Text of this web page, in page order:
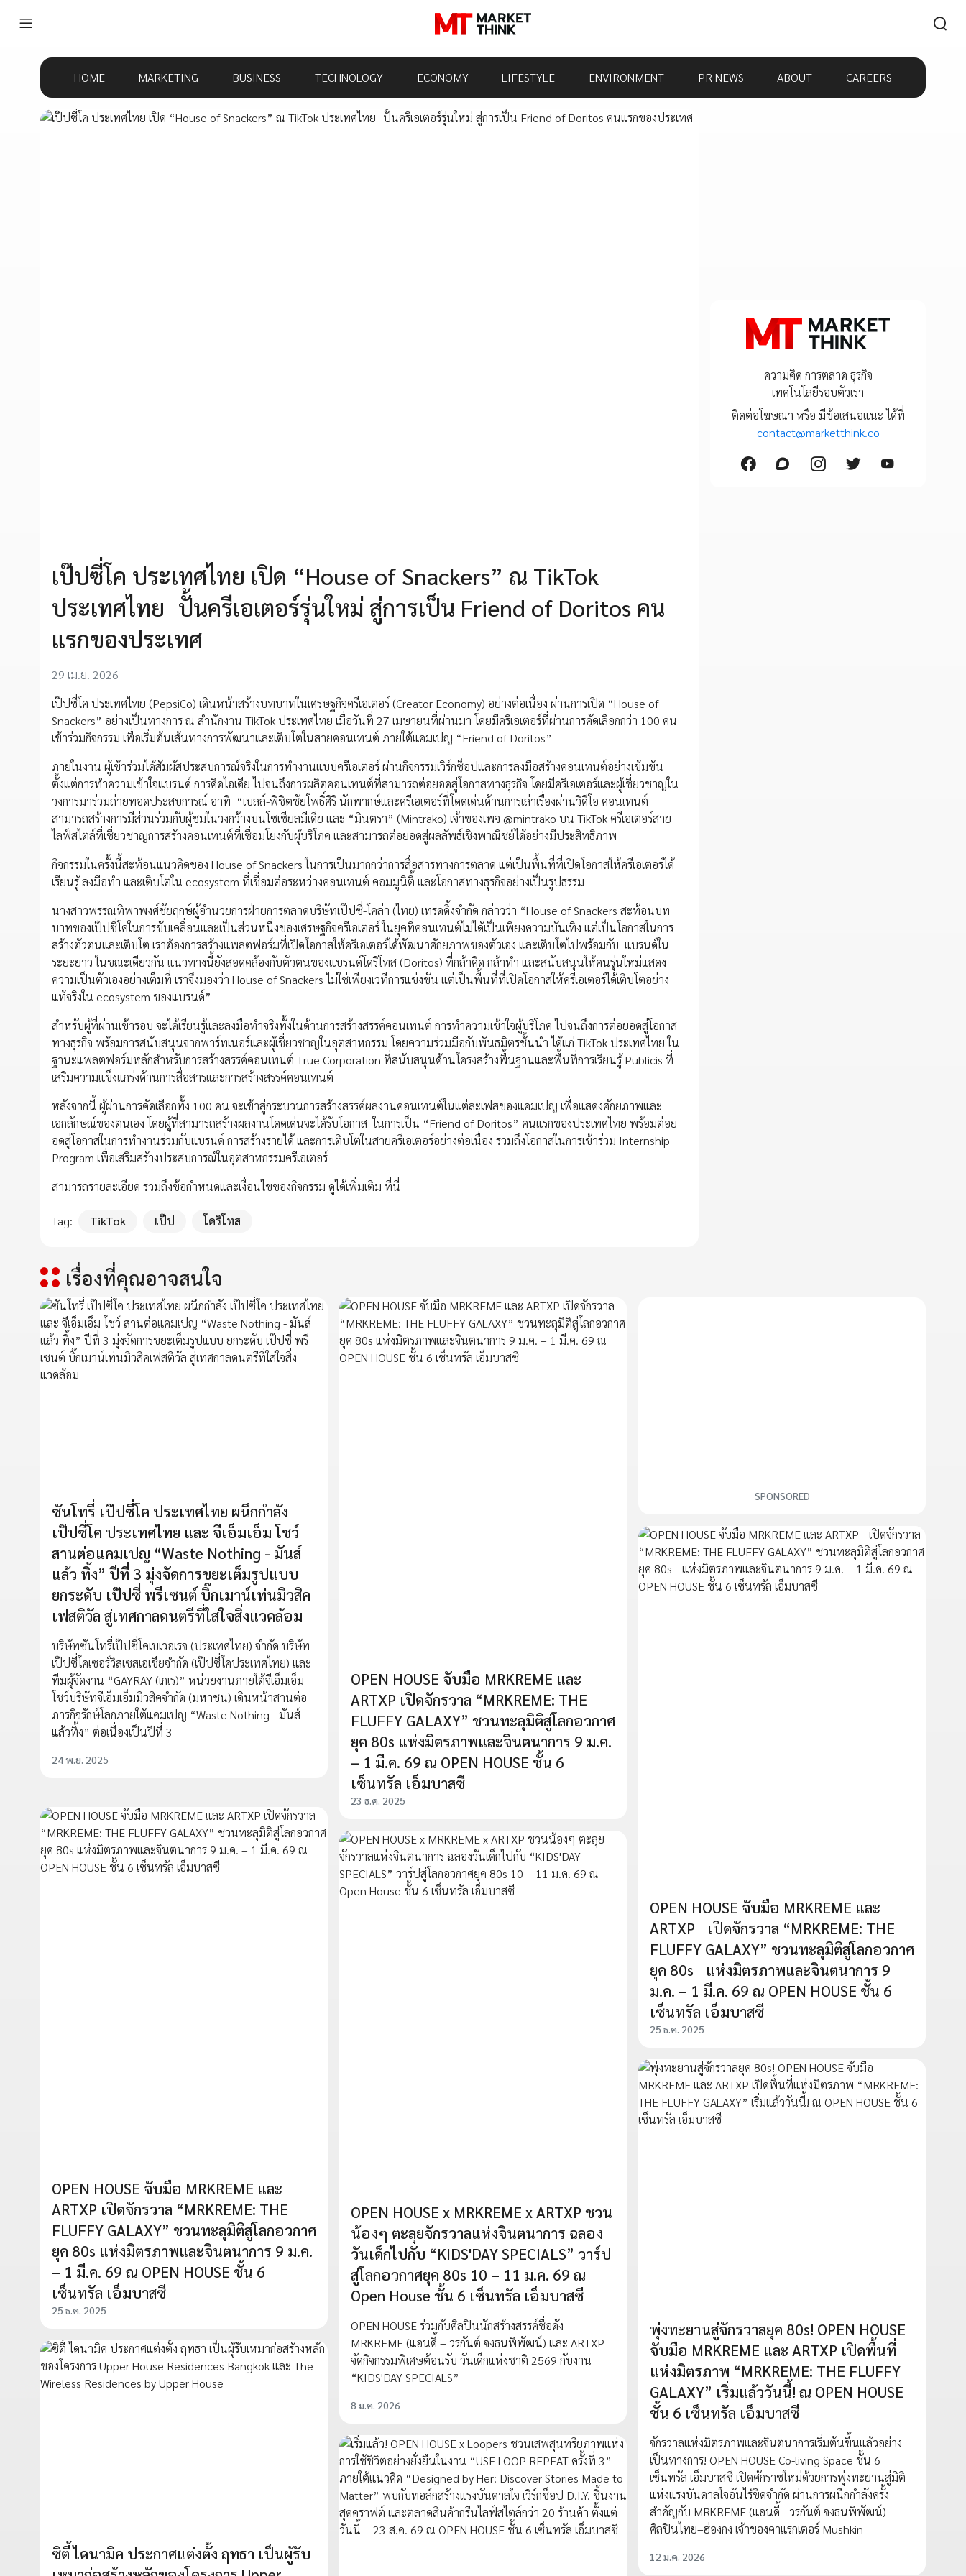
HOME MARKETING BUSINESS TECHNOLOGY ECONOMY LIFESTYLE ENVIRONMENT PR NEWS ABOUT CAREERS
เป๊ปซี่โค ประเทศไทย เปิด “House of Snackers” ณ TikTok
ประเทศไทย ปั้นครีเอเตอร์รุ่นใหม่ สู่การเป็น Friend of Doritos คน
แรกของประเทศ
29 เม.ย. 2026
เป๊ปซี่โค ประเทศไทย (PepsiCo) เดินหน้าสร้างบทบาทในเศรษฐกิจครีเอเตอร์ (Creator Economy) อย่างต่อเนื่อง ผ่านการเปิด “House of
Snackers” อย่างเป็นทางการ ณ สำนักงาน TikTok ประเทศไทย เมื่อวันที่ 27 เมษายนที่ผ่านมา โดยมีครีเอเตอร์ที่ผ่านการคัดเลือกกว่า 100 คน
เข้าร่วมกิจกรรม เพื่อเริ่มต้นเส้นทางการพัฒนาและเติบโตในสายคอนเทนต์ ภายใต้แคมเปญ “Friend of Doritos”
ภายในงาน ผู้เข้าร่วมได้สัมผัสประสบการณ์จริงในการทำงานแบบครีเอเตอร์ ผ่านกิจกรรมเวิร์กช็อปและการลงมือสร้างคอนเทนต์อย่างเข้มข้น
ตั้งแต่การทำความเข้าใจแบรนด์ การคิดไอเดีย ไปจนถึงการผลิตคอนเทนต์ที่สามารถต่อยอดสู่โอกาสทางธุรกิจ โดยมีครีเอเตอร์และผู้เชี่ยวชาญใน
วงการมาร่วมถ่ายทอดประสบการณ์ อาทิ “เบลล์-พิชิตชัยโพธิ์ศิริ นักพากษ์และครีเอเตอร์ที่โดดเด่นด้านการเล่าเรื่องผ่านวิดีโอ คอนเทนต์
สามารถสร้างการมีส่วนร่วมกับผู้ชมในวงกว้างบนโซเชียลมีเดีย และ “มินตรา” (Mintrako) เจ้าของเพจ @mintrako บน TikTok ครีเอเตอร์สาย
ไลฟ์สไตล์ที่เชี่ยวชาญการสร้างคอนเทนต์ที่เชื่อมโยงกับผู้บริโภค และสามารถต่อยอดสู่ผลลัพธ์เชิงพาณิชย์ได้อย่างมีประสิทธิภาพ
กิจกรรมในครั้งนี้สะท้อนแนวคิดของ House of Snackers ในการเป็นมากกว่าการสื่อสารทางการตลาด แต่เป็นพื้นที่ที่เปิดโอกาสให้ครีเอเตอร์ได้
เรียนรู้ ลงมือทำ และเติบโตใน ecosystem ที่เชื่อมต่อระหว่างคอนเทนต์ คอมมูนิตี้ และโอกาสทางธุรกิจอย่างเป็นรูปธรรม
นางสาวพรรณทิพาพงศ์ชัยฤกษ์ผู้อำนวยการฝ่ายการตลาดบริษัทเป๊ปซี่-โคล่า (ไทย) เทรดดิ้งจำกัด กล่าวว่า “House of Snackers สะท้อนบท
บาทของเป๊ปซี่โคในการขับเคลื่อนและเป็นส่วนหนึ่งของเศรษฐกิจครีเอเตอร์ ในยุคที่คอนเทนต์ไม่ได้เป็นเพียงความบันเทิง แต่เป็นโอกาสในการ
สร้างตัวตนและเติบโต เราต้องการสร้างแพลตฟอร์มที่เปิดโอกาสให้ครีเอเตอร์ได้พัฒนาศักยภาพของตัวเอง และเติบโตไปพร้อมกับ แบรนด์ใน
ระยะยาว ในขณะเดียวกัน แนวทางนี้ยังสอดคล้องกับตัวตนของแบรนด์โดริโทส (Doritos) ที่กล้าคิด กล้าทำ และสนับสนุนให้คนรุ่นใหม่แสดง
ความเป็นตัวเองอย่างเต็มที่ เราจึงมองว่า House of Snackers ไม่ใช่เพียงเวทีการแข่งขัน แต่เป็นพื้นที่ที่เปิดโอกาสให้ครีเอเตอร์ได้เติบโตอย่าง
แท้จริงใน ecosystem ของแบรนด์”
สำหรับผู้ที่ผ่านเข้ารอบ จะได้เรียนรู้และลงมือทำจริงทั้งในด้านการสร้างสรรค์คอนเทนต์ การทำความเข้าใจผู้บริโภค ไปจนถึงการต่อยอดสู่โอกาส
ทางธุรกิจ พร้อมการสนับสนุนจากพาร์ทเนอร์และผู้เชี่ยวชาญในอุตสาหกรรม โดยความร่วมมือกับพันธมิตรชั้นนำ ได้แก่ TikTok ประเทศไทย ใน
ฐานะแพลตฟอร์มหลักสำหรับการสร้างสรรค์คอนเทนต์ True Corporation ที่สนับสนุนด้านโครงสร้างพื้นฐานและพื้นที่การเรียนรู้ Publicis ที่
เสริมความแข็งแกร่งด้านการสื่อสารและการสร้างสรรค์คอนเทนต์
หลังจากนี้ ผู้ผ่านการคัดเลือกทั้ง 100 คน จะเข้าสู่กระบวนการสร้างสรรค์ผลงานคอนเทนต์ในแต่ละเฟสของแคมเปญ เพื่อแสดงศักยภาพและ
เอกลักษณ์ของตนเอง โดยผู้ที่สามารถสร้างผลงานโดดเด่นจะได้รับโอกาส ในการเป็น “Friend of Doritos” คนแรกของประเทศไทย พร้อมต่อย
อดสู่โอกาสในการทำงานร่วมกับแบรนด์ การสร้างรายได้ และการเติบโตในสายครีเอเตอร์อย่างต่อเนื่อง รวมถึงโอกาสในการเข้าร่วม Internship
Program เพื่อเสริมสร้างประสบการณ์ในอุตสาหกรรมครีเอเตอร์
สามารถรายละเอียด รวมถึงข้อกำหนดและเงื่อนไขของกิจกรรม ดูได้เพิ่มเติม ที่นี่
Tag: TikTok เป๊ป โดริโทส
ความคิด การตลาด ธุรกิจ
เทคโนโลยีรอบตัวเรา
ติดต่อโฆษณา หรือ มีข้อเสนอแนะ ได้ที่
contact@marketthink.co
เรื่องที่คุณอาจสนใจ
ซันโทรี่ เป๊ปซี่โค ประเทศไทย ผนึกกำลัง
เป๊ปซี่โค ประเทศไทย และ จีเอ็มเอ็ม โชว์
สานต่อแคมเปญ “Waste Nothing - มันส์
แล้ว ทิ้ง” ปีที่ 3 มุ่งจัดการขยะเต็มรูปแบบ
ยกระดับ เป๊ปซี่ พรีเซนต์ บิ๊กเมาน์เท่นมิวสิค
เฟสติวัล สู่เทศกาลดนตรีที่ใส่ใจสิ่งแวดล้อม
บริษัทซันโทรี่เป๊ปซี่โคเบเวอเรจ (ประเทศไทย) จํากัด บริษัท
เป๊ปซี่โคเซอร์วิสเซสเอเชียจำกัด (เป๊ปซี่โคประเทศไทย) และ
ทีมผู้จัดงาน “GAYRAY (เกเร)” หน่วยงานภายใต้จีเอ็มเอ็ม
โชว์บริษัทจีเอ็มเอ็มมิวสิคจำกัด (มหาชน) เดินหน้าสานต่อ
ภารกิจรักษ์โลกภายใต้แคมเปญ “Waste Nothing - มันส์
แล้วทิ้ง” ต่อเนื่องเป็นปีที่ 3
24 พ.ย. 2025
OPEN HOUSE จับมือ MRKREME และ
ARTXP เปิดจักรวาล “MRKREME: THE
FLUFFY GALAXY” ชวนทะลุมิติสู่โลกอวกาศ
ยุค 80s แห่งมิตรภาพและจินตนาการ 9 ม.ค.
– 1 มี.ค. 69 ณ OPEN HOUSE ชั้น 6
เซ็นทรัล เอ็มบาสซี
23 ธ.ค. 2025
SPONSORED
OPEN HOUSE จับมือ MRKREME และ
ARTXP เปิดจักรวาล “MRKREME: THE
FLUFFY GALAXY” ชวนทะลุมิติสู่โลกอวกาศ
ยุค 80s แห่งมิตรภาพและจินตนาการ 9
ม.ค. – 1 มี.ค. 69 ณ OPEN HOUSE ชั้น 6
เซ็นทรัล เอ็มบาสซี
25 ธ.ค. 2025
OPEN HOUSE จับมือ MRKREME และ
ARTXP เปิดจักรวาล “MRKREME: THE
FLUFFY GALAXY” ชวนทะลุมิติสู่โลกอวกาศ
ยุค 80s แห่งมิตรภาพและจินตนาการ 9 ม.ค.
– 1 มี.ค. 69 ณ OPEN HOUSE ชั้น 6
เซ็นทรัล เอ็มบาสซี
25 ธ.ค. 2025
OPEN HOUSE x MRKREME x ARTXP ชวน
น้องๆ ตะลุยจักรวาลแห่งจินตนาการ ฉลอง
วันเด็กไปกับ “KIDS'DAY SPECIALS” วาร์ป
สู่โลกอวกาศยุค 80s 10 – 11 ม.ค. 69 ณ
Open House ชั้น 6 เซ็นทรัล เอ็มบาสซี
OPEN HOUSE ร่วมกับศิลปินนักสร้างสรรค์ชื่อดัง
MRKREME (แอนดี้ – วรกันต์ จงธนพิพัฒน์) และ ARTXP
จัดกิจกรรมพิเศษต้อนรับ วันเด็กแห่งชาติ 2569 กับงาน
“KIDS'DAY SPECIALS”
8 ม.ค. 2026
พุ่งทะยานสู่จักรวาลยุค 80s! OPEN HOUSE
จับมือ MRKREME และ ARTXP เปิดพื้นที่
แห่งมิตรภาพ “MRKREME: THE FLUFFY
GALAXY” เริ่มแล้ววันนี้! ณ OPEN HOUSE
ชั้น 6 เซ็นทรัล เอ็มบาสซี
จักรวาลแห่งมิตรภาพและจินตนาการเริ่มต้นขึ้นแล้วอย่าง
เป็นทางการ! OPEN HOUSE Co-living Space ชั้น 6
เซ็นทรัล เอ็มบาสซี เปิดศักราชใหม่ด้วยการพุ่งทะยานสู่มิติ
แห่งแรงบันดาลใจอันไร้ขีดจำกัด ผ่านการผนึกกำลังครั้ง
สำคัญกับ MRKREME (แอนดี้ - วรกันต์ จงธนพิพัฒน์)
ศิลปินไทย–ฮ่องกง เจ้าของคาแรกเตอร์ Mushkin
12 ม.ค. 2026
ซิตี้ ไดนามิค ประกาศแต่งตั้ง ฤทธา เป็นผู้รับ